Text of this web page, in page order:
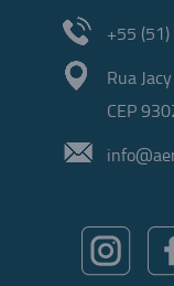
+55
Rua
CEP